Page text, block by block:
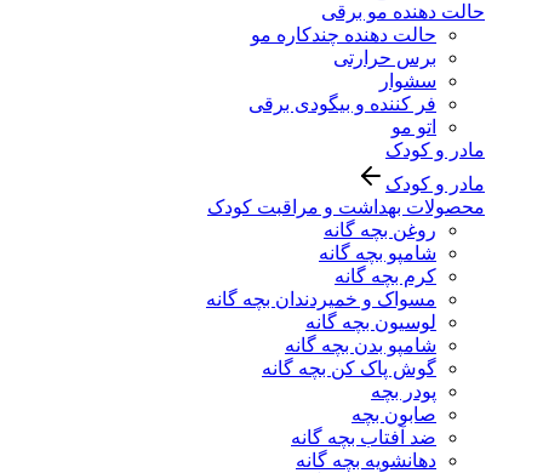
حالت دهنده مو برقی
حالت دهنده چندکاره مو
برس حرارتی
سشوار
فر کننده و بیگودی برقی
اتو مو
مادر و کودک
مادر و کودک
محصولات بهداشت و مراقبت کودک
روغن بچه گانه
شامپو بچه گانه
کرم بچه گانه
مسواک و خمیردندان بچه گانه
لوسیون بچه گانه
شامپو بدن بچه گانه
گوش پاک کن بچه گانه
پودر بچه
صابون بچه
ضد آفتاب بچه گانه
دهانشویه بچه گانه